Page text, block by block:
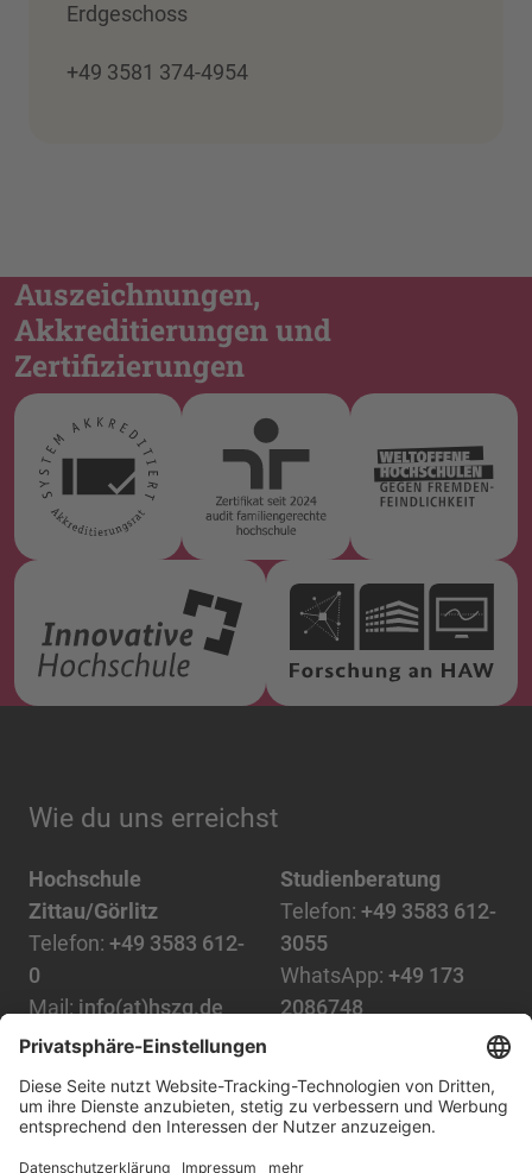
Erdgeschoss
+49 3581 374-4954
Auszeichnungen,
Akkreditierungen und
Zertifizierungen
Wie du uns erreichst
Hochschule
Zittau/Görlitz
Telefon: +49 3583 612-
0
Mail: info(at)hszg.de
Studienberatung
Telefon: +49 3583 612-
3055
WhatsApp: +49 173
2086748
Alle StudiengängeDatenschutz